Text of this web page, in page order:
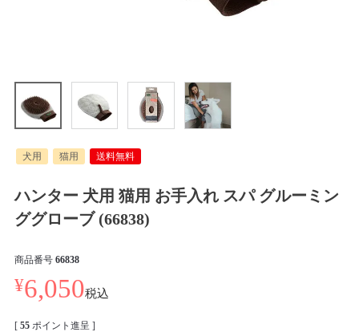
犬用 猫用 送料無料
ハンター 犬用 猫用 お手入れ スパ グルーミン
ググローブ (66838)
商品番号 66838
¥6,050税込
[ 55 ポイント進呈 ]